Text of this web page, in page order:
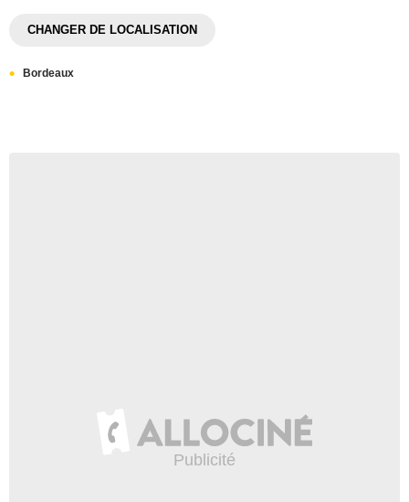
CHANGER DE LOCALISATION
Bordeaux